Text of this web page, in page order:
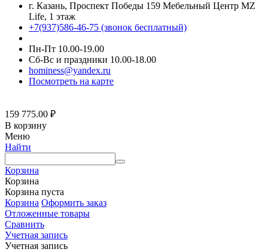
г. Казань, Проспект Победы 159 Мебельный Центр MZ
Life, 1 этаж
+7(937)586-46-75 (звонок бесплатный)
Пн-Пт 10.00-19.00
Сб-Вс и праздники 10.00-18.00
hominess@yandex.ru
Посмотреть на карте
159 775.00 ₽
В корзину
Меню
Найти
Корзина
Корзина
Корзина пуста
Корзина Оформить заказ
Отложенные товары
Сравнить
Учетная запись
Учетная запись